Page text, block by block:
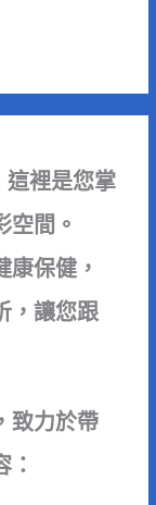
裡是您掌
空間。
康保健，
，讓您跟
致力於帶
：